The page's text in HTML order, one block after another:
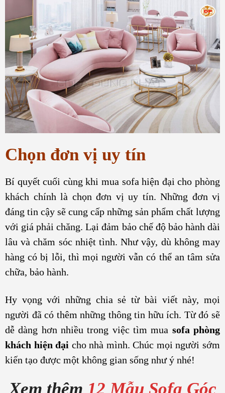
Chọn đơn vị uy tín
Bí quyết cuối cùng khi mua sofa hiện đại cho phòng
khách chính là chọn đơn vị uy tín. Những đơn vị
đáng tin cậy sẽ cung cấp những sản phẩm chất lượng
với giá phải chăng. Lại đảm bảo chế độ bảo hành dài
lâu và chăm sóc nhiệt tình. Như vậy, dù không may
hàng có bị lỗi, thì mọi người vẫn có thể an tâm sửa
chữa, bảo hành.
Hy vọng với những chia sẻ từ bài viết này, mọi
người đã có thêm những thông tin hữu ích. Từ đó sẽ
dễ dàng hơn nhiều trong việc tìm mua sofa phòng
khách hiện đại cho nhà mình. Chúc mọi người sớm
kiến tạo được một không gian sống như ý nhé!
Xem thêm 12 Mẫu Sofa Góc